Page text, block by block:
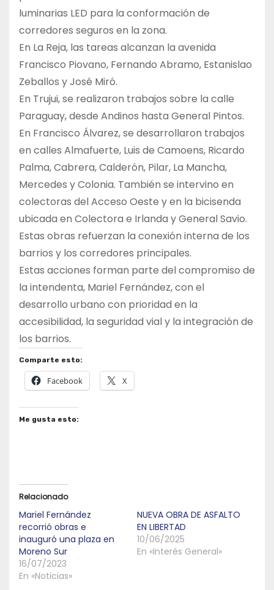
luminarias LED para la conformación de
corredores seguros en la zona.
En La Reja, las tareas alcanzan la avenida
Francisco Piovano, Fernando Abramo, Estanislao
Zeballos y José Miró.
En Trujui, se realizaron trabajos sobre la calle
Paraguay, desde Andinos hasta General Pintos.
En Francisco Álvarez, se desarrollaron trabajos
en calles Almafuerte, Luis de Camoens, Ricardo
Palma, Cabrera, Calderón, Pilar, La Mancha,
Mercedes y Colonia. También se intervino en
colectoras del Acceso Oeste y en la bicisenda
ubicada en Colectora e Irlanda y General Savio.
Estas obras refuerzan la conexión interna de los
barrios y los corredores principales.
Estas acciones forman parte del compromiso de
la intendenta, Mariel Fernández, con el
desarrollo urbano con prioridad en la
accesibilidad, la seguridad vial y la integración de
los barrios.
Comparte esto:
Facebook X
Me gusta esto:
Relacionado
Mariel Fernández
recorrió obras e
inauguró una plaza en
Moreno Sur
16/07/2023
En «Noticias»
NUEVA OBRA DE ASFALTO
EN LIBERTAD
10/06/2025
En «Interés General»